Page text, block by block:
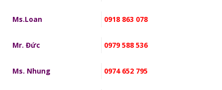
Ms.Loan 0918 863 078
Mr. Đức 0979 588 536
Ms. Nhung 0974 652 795